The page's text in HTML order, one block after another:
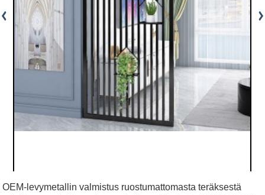
OEM-levymetallin valmistus ruostumattomasta teräksestä